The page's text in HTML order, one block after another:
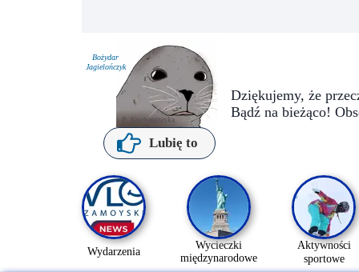
Lubię to
Dziękujemy, że
Bądź na bieżąco!
Bożydar
Jagielończyk
P. Kochanowska
Wydarzenia
Wycieczki
międzynarodowe
Aktywności
sportowe